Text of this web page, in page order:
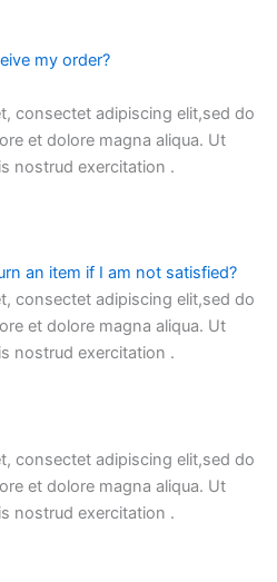
my order?
consectet adipiscing elit,sed do
et dolore magna aliqua. Ut
nostrud exercitation .
an item if I am not satisfied?
consectet adipiscing elit,sed do
et dolore magna aliqua. Ut
nostrud exercitation .
consectet adipiscing elit,sed do
et dolore magna aliqua. Ut
nostrud exercitation .